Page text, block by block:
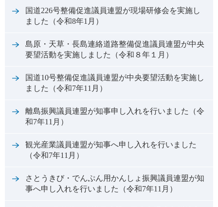
国道226号整備促進議員連盟が現場研修会を実施し
ました（令和8年1月）
島原・天草・長島連絡道路整備促進議員連盟が中央
要望活動を実施しました（令和８年１月）
国道10号整備促進議員連盟が中央要望活動を実施し
ました（令和7年11月）
離島振興議員連盟が知事申し入れを行いました（令
和7年11月）
観光産業議員連盟が知事へ申し入れを行いました
（令和7年11月）
さとうきび・でんぷん用かんしょ振興議員連盟が知
事へ申し入れを行いました（令和7年11月）